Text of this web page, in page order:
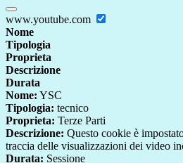
www.youtube.com
Nome
Tipologia
Proprieta
Descrizione
Durata
Nome: YSC
Tipologia: tecnico
Proprieta: Terze Parti
Descrizione: Questo cookie è
traccia delle visualizzazioni dei video
Durata: Sessione